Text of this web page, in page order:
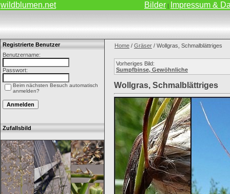
wildblumen.net Bilder | Impressum &
Registrierte Benutzer
Benutzername:
Passwort:
Beim nächsten Besuch automatisch
anmelden?
Zufallsbild
Home / Gräser / Wollgras, Schmalblättriges
Vorheriges Bild:
Sumpfbinse, Gewöhnliche
Wollgras, Schmalblättriges